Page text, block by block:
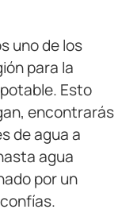
uno de los
para la
Esto
encontrarás
de agua a
agua
por un